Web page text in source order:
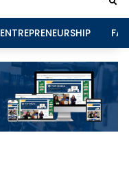
ENTREPRENEURSHIP